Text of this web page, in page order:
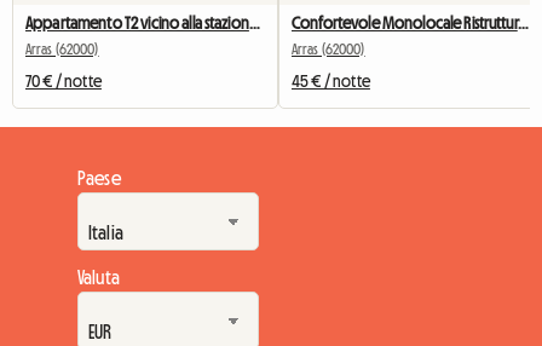
Appartamento T2 vicino alla stazione TGV | Wi-Fi veloce | Comfort
Arras (62000)
70 € / notte
Confortevole Monolocale Ristrutturato
Arras (62000)
45 € / notte
Paese
Valuta